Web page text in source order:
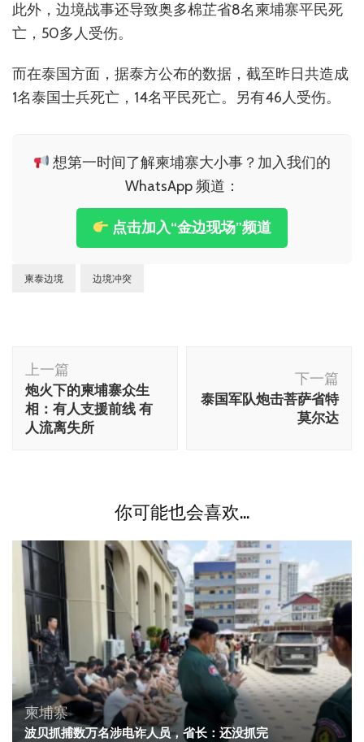
此外，边境战事还导致奥多棉芷省8名柬埔寨平民死
亡，50多人受伤。
而在泰国方面，据泰方公布的数据，截至昨日共造成
1名泰国士兵死亡，14名平民死亡。另有46人受伤。
想第一时间了解柬埔寨大小事？加入我们的
WhatsApp 频道：
点击加入“金边现场”频道
柬泰边境 边境冲突
博
文
导
航
上一篇
炮火下的柬埔寨众生
相：有人支援前线 有
人流离失所
下一篇
泰国军队炮击菩萨省特
莫尔达
你可能也会喜欢...
柬埔寨
波贝抓捕数万名涉电诈人员，省长：还没抓完